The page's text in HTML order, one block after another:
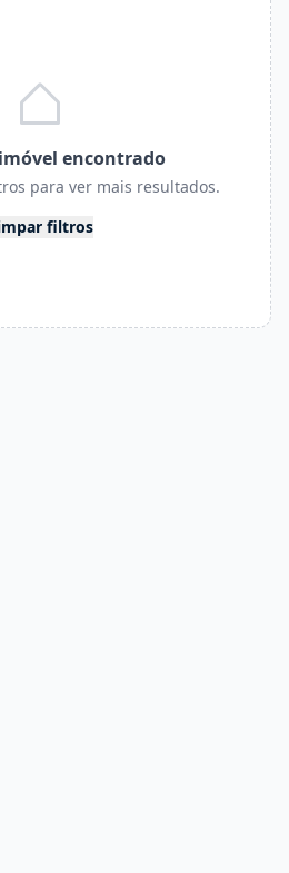
encontrado
para ver mais resultados.
filtros